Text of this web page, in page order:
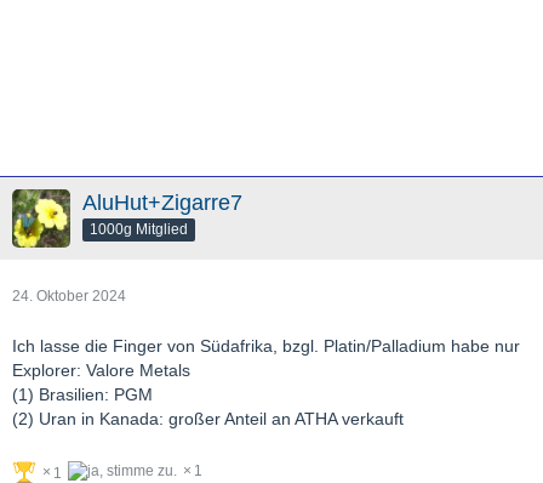
AluHut+Zigarre7
1000g Mitglied
24. Oktober 2024
Ich lasse die Finger von Südafrika, bzgl. Platin/Palladium habe nur
Explorer: Valore Metals
(1) Brasilien: PGM
(2) Uran in Kanada: großer Anteil an ATHA verkauft
1 1